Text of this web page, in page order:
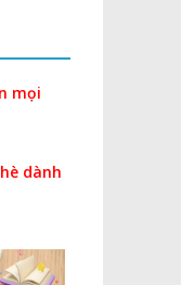
mọi
dành